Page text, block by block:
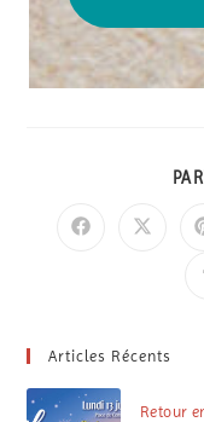
Articles Récents
Retour